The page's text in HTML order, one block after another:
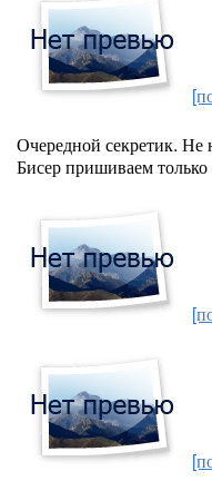
Очередной секретик. Не
Бисер пришиваем